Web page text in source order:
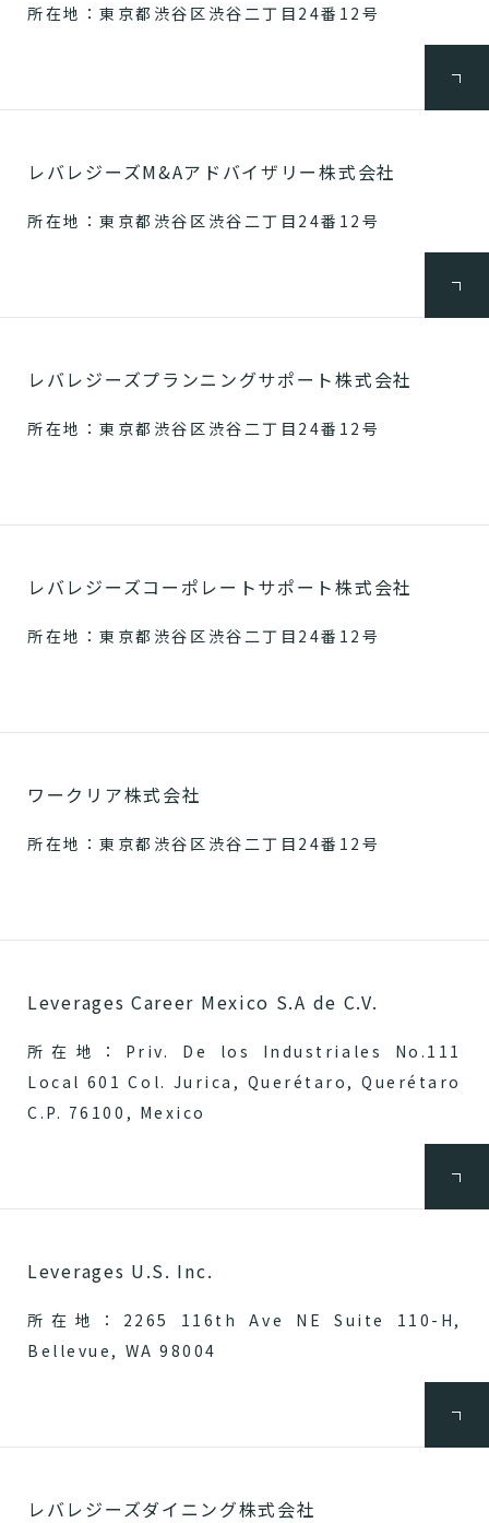
所在地：東京都渋谷区渋谷二丁目24番12号
レバレジーズM&Aアドバイザリー株式会社
所在地：東京都渋谷区渋谷二丁目24番12号
レバレジーズプランニングサポート株式会社
所在地：東京都渋谷区渋谷二丁目24番12号
レバレジーズコーポレートサポート株式会社
所在地：東京都渋谷区渋谷二丁目24番12号
ワークリア株式会社
所在地：東京都渋谷区渋谷二丁目24番12号
Leverages Career Mexico S.A de C.V.
所在地：Priv. De los Industriales No.111
Local 601 Col. Jurica, Querétaro, Querétaro
C.P. 76100, Mexico
Leverages U.S. Inc.
所在地：2265 116th Ave NE Suite 110-H,
Bellevue, WA 98004
レバレジーズダイニング株式会社